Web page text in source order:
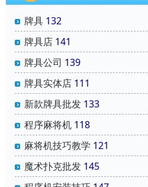
牌具 132
牌具店 141
牌具公司 139
牌具实体店 111
新款牌具批发 133
程序麻将机 118
麻将机技巧教学 121
魔术扑克批发 145